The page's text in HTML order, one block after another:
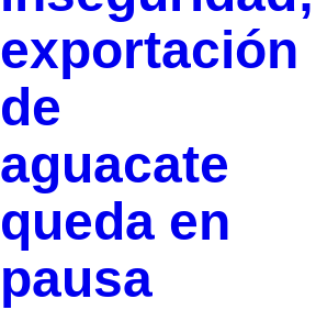
exportación
de
aguacate
queda en
pausa